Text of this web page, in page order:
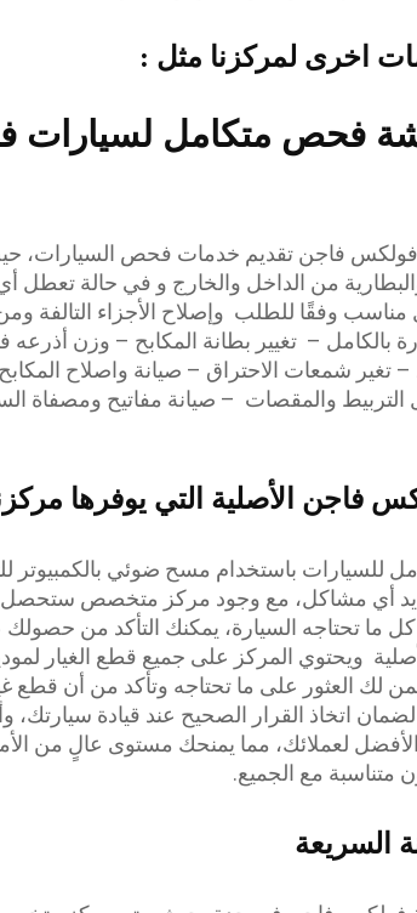
اخرى لمركزنا مثل :
فحص متكامل لسيارات
فاجن تقديم خدمات فحص السيارات،
من الداخل والخارج و في حالة تعطل
وفقًا للطلب وإصلاح الأجزاء التالفة
بالكامل – تغيير بطانة المكابح – وزن
تغير شمعات الاحتراق – صيانة واصلاح
والمقصات – صيانة مفاتيح ومصفاة
فاجن الأصلية التي يوفرها
للسيارات باستخدام مسح ضوئي بالكمبيوتر
أي مشاكل، مع وجود مركز متخصص ستحصل
كل ما تحتاجه السيارة، يمكنك التأكد من حصولك
ويحتوي المركز على جميع قطع الغيار
لك العثور على ما تحتاجه وتأكد من أن قطع
اتخاذ القرار الصحيح عند قيادة سيارتك،
الأفضل لعملائك، مما يمنحك مستوى عالٍ من
متناسبة مع الجميع.
السريعة